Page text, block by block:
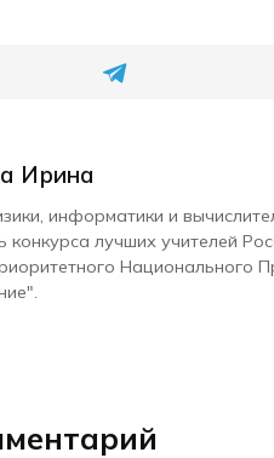
Ирина
информатики и
конкурса лучших учителей
Национального